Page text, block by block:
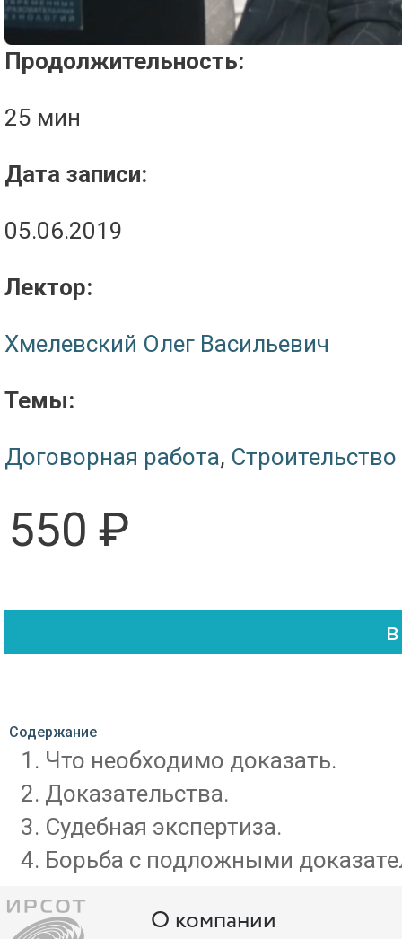
Продолжительность:
25 мин
Дата записи:
05.06.2019
Лектор:
Хмелевский Олег Васильевич
Темы:
Договорная работа, Строительство
550 ₽
Содержание
Что необходимо доказать.
Доказательства.
Судебная экспертиза.
Борьба с подложными
О компании